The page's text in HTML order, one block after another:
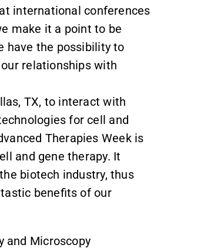
international conferences
make it a point to be
have the possibility to
relationships with
TX, to interact with
for cell and
Therapies Week is
and gene therapy. It
biotech industry, thus
benefits of our
and Microscopy